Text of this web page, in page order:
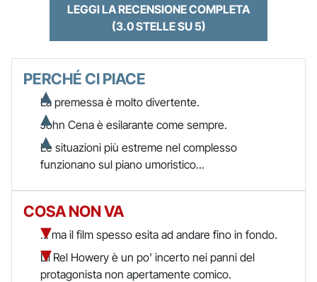
LEGGI LA RECENSIONE COMPLETA
(3.0 STELLE SU 5)
PERCHÉ CI PIACE
La premessa è molto divertente.
John Cena è esilarante come sempre.
Le situazioni più estreme nel complesso
funzionano sul piano umoristico...
COSA NON VA
... ma il film spesso esita ad andare fino in fondo.
Lil Rel Howery è un po' incerto nei panni del
protagonista non apertamente comico.